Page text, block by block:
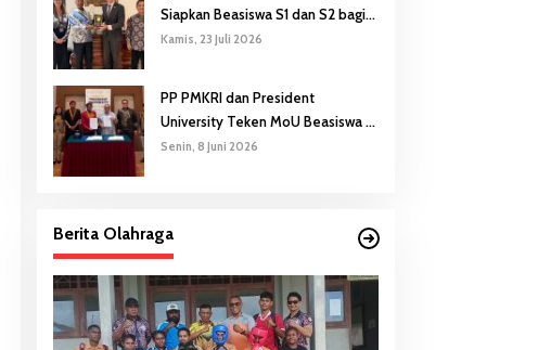
Siapkan Beasiswa S1 dan S2 bagi
Putra/Putri Papua Selatan
Kamis, 23 Juli 2026
PP PMKRI dan President
University Teken MoU Beasiswa S1
hingga S3
Senin, 8 Juni 2026
Berita Olahraga